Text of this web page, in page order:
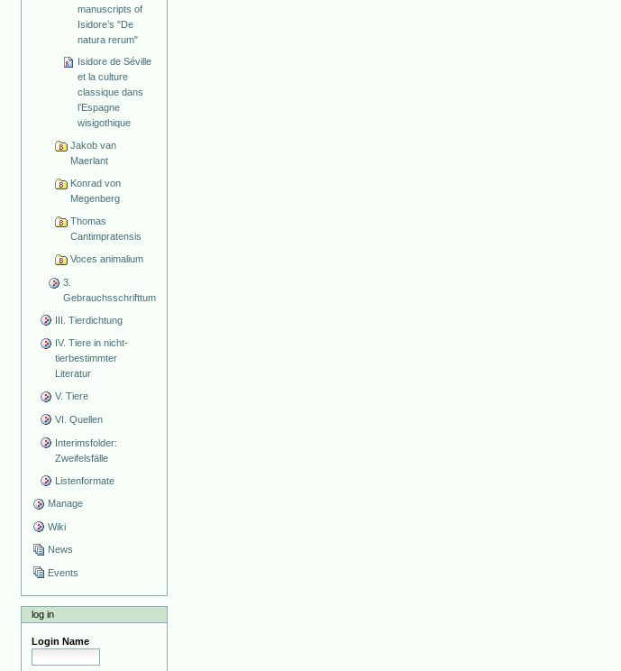
manuscripts of
Isidore’s "De
natura rerum"
Isidore de Séville
et la culture
classique dans
l’Espagne
wisigothique
Jakob van
Maerlant
Konrad von
Megenberg
Thomas
Cantimpratensis
Voces animalium
3.
Gebrauchsschrifttum
III. Tierdichtung
IV. Tiere in nicht-
tierbestimmter
Literatur
V. Tiere
VI. Quellen
Interimsfolder:
Zweifelsfälle
Listenformate
Manage
Wiki
News
Events
log in
Login Name